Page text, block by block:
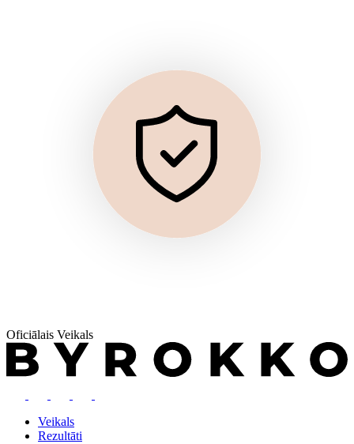
Oficiālais Veikals
Veikals
Rezultāti